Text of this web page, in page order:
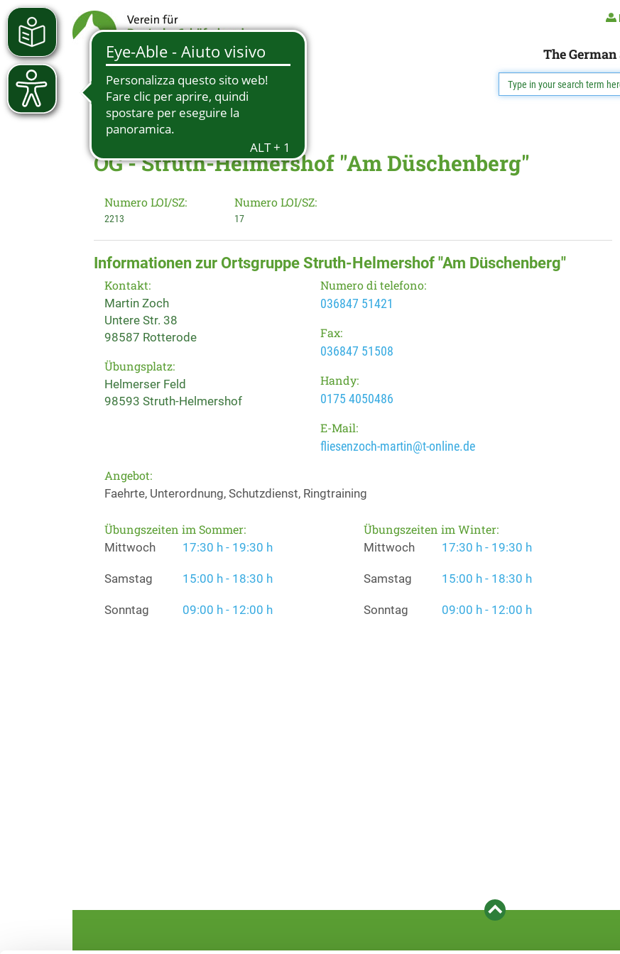
The
OG - Struth-Helmershof "Am Düschenberg"
Numero LOI/SZ:
2213
Numero LOI/SZ:
17
Informationen zur Ortsgruppe Struth-Helmershof "Am Düschenberg"
Kontakt:
Martin Zoch
Untere Str. 38
98587 Rotterode
Übungsplatz:
Helmerser Feld
98593 Struth-Helmershof
Numero di telefono:
036847 51421
Fax:
036847 51508
Handy:
0175 4050486
E-Mail:
fliesenzoch-martin@t-online.de
Angebot:
Faehrte, Unterordnung, Schutzdienst, Ringtraining
Übungszeiten im Sommer:
Mittwoch 17:30 h - 19:30 h
Samstag 15:00 h - 18:30 h
Sonntag 09:00 h - 12:00 h
Übungszeiten im Winter:
Mittwoch 17:30 h - 19:30 h
Samstag 15:00 h - 18:30 h
Sonntag 09:00 h - 12:00 h